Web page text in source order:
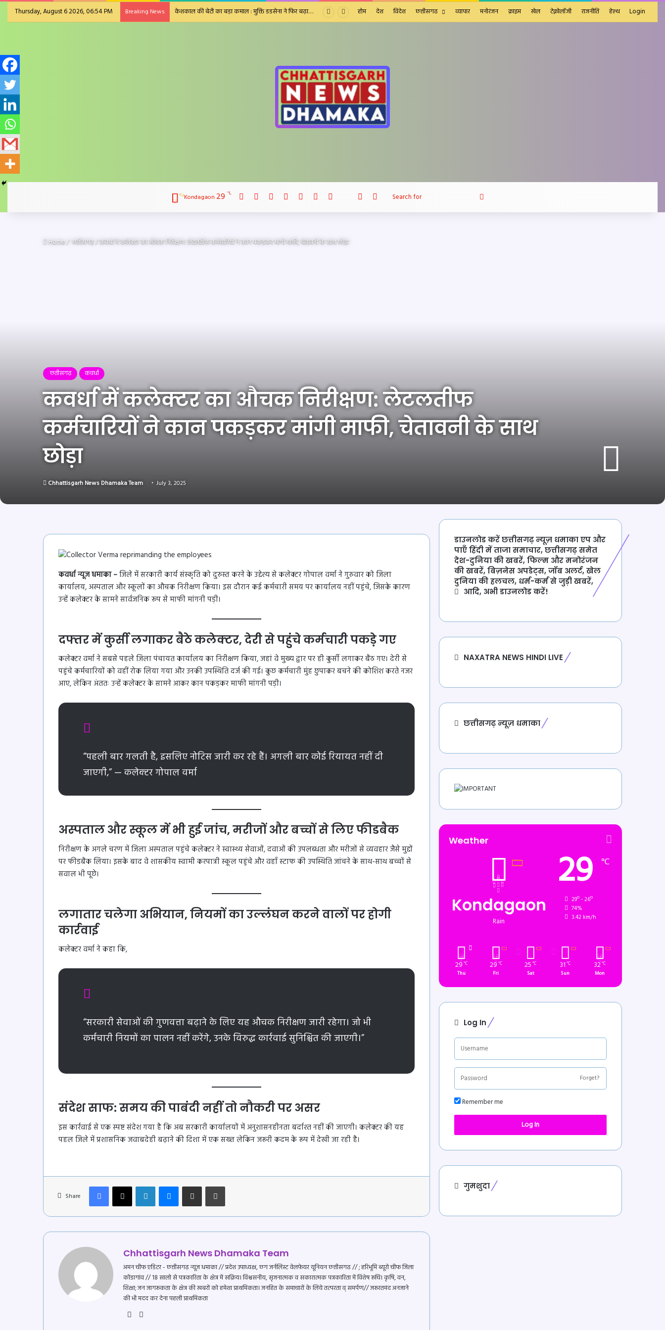
Thursday, August 6 2026, 06:54 PM Breaking News दिल्ली को हराभरा बनाने का मेगा प्लान,रिज क्षेत्र में 4 वर्षों में 1 करोड़ पौधे लगाने का लक्ष्य होम देश विदेश छत्तीसगढ व्यापार मनोरंजन क्राइम खेल टेक्नोलॉजी राजनीति हेल्थ Login
Kondagaon 29 ℃ Facebook LinkedInYouTubeInstagramTelegramWhatsApptelegram
Sidebar Switch skin
for
Home/ छतीसगढ़/कवर्धा में कलेक्टर का औचक निरीक्षण: लेटलतीफ कर्मचारियों ने कान पकड़कर मांगी माफी, चेतावनी के साथ छोड़ा
छतीसगढ़ कवर्धा
कवर्धा में कलेक्टर का औचक निरीक्षण: लेटलतीफ
कर्मचारियों ने कान पकड़कर मांगी माफी, चेतावनी के साथ
छोड़ा
Chhattisgarh News Dhamaka Team July 3, 2025
कवर्धा न्यूज धमाका –जिले में सरकारी कार्य संस्कृति को दुरुस्त करने के उद्देश्य से कलेक्टर गोपाल वर्मा ने गुरुवार को जिला
कार्यालय, अस्पताल और स्कूलों का औचक निरीक्षण किया। इस दौरान कई कर्मचारी समय पर कार्यालय नहीं पहुंचे, जिसके कारण
उन्हें कलेक्टर के सामने सार्वजनिक रूप से माफी मांगनी पड़ी।
दफ्तर में कुर्सी लगाकर बैठे कलेक्टर, देरी से पहुंचे कर्मचारी पकड़े गए
कलेक्टर वर्मा ने सबसे पहले जिला पंचायत कार्यालय का निरीक्षण किया, जहां वे मुख्य द्वार पर ही कुर्सी लगाकर बैठ गए। देरी से
पहुंचे कर्मचारियों को वहीं रोक लिया गया और उनकी उपस्थिति दर्ज की गई। कुछ कर्मचारी मुंह छुपाकर बचने की कोशिश करते नजर
आए, लेकिन अंततः उन्हें कलेक्टर के सामने आकर कान पकड़कर माफी मांगनी पड़ी।
“पहली बार गलती है, इसलिए नोटिस जारी कर रहे हैं। अगली बार कोई रियायत नहीं दी
जाएगी,” — कलेक्टर गोपाल वर्मा
अस्पताल और स्कूल में भी हुई जांच, मरीजों और बच्चों से लिए फीडबैक
निरीक्षण के अगले चरण में जिला अस्पताल पहुंचे कलेक्टर ने स्वास्थ्य सेवाओं, दवाओं की उपलब्धता और मरीजों से व्यवहार जैसे मुद्दों
पर फीडबैक लिया। इसके बाद वे शासकीय स्वामी करपात्री स्कूल पहुंचे और वहाँ स्टाफ की उपस्थिति जांचने के साथ-साथ बच्चों से
सवाल भी पूछे।
लगातार चलेगा अभियान, नियमों का उल्लंघन करने वालों पर होगी
कार्रवाई
कलेक्टर वर्मा ने कहा कि,
“सरकारी सेवाओं की गुणवत्ता बढ़ाने के लिए यह औचक निरीक्षण जारी रहेगा। जो भी
कर्मचारी नियमों का पालन नहीं करेंगे, उनके विरुद्ध कार्रवाई सुनिश्चित की जाएगी।”
संदेश साफ: समय की पाबंदी नहीं तो नौकरी पर असर
इस कार्रवाई से एक स्पष्ट संदेश गया है कि अब सरकारी कार्यालयों में अनुशासनहीनता बर्दाश्त नहीं की जाएगी। कलेक्टर की यह
पहल जिले में प्रशासनिक जवाबदेही बढ़ाने की दिशा में एक सख्त लेकिन जरूरी कदम के रूप में देखी जा रही है।
Share
Facebook
X LinkedInMessengerShare via Email Print
Chhattisgarh News Dhamaka Team
अमन चीफ एडिटर - छत्तीसगढ़ न्यूज़ धमाका // प्रदेश उपाध्यक्ष, छग जर्नलिस्ट वेलफेयर यूनियन छत्तीसगढ // ; हरिभूमि ब्यूरो चीफ जिला
कोंडागांव // 18 सालो से पत्रकारिता के क्षेत्र में सक्रिय। विश्वसनीय, सृजनात्मक व सकारात्मक पत्रकारिता में विशेष रूचि। कृषि, वन,
शिक्षा; जन जागरूकता के क्षेत्र की खबरों को हमेशा प्राथमिकता। जनहित के समाचारों के लिये तत्परता व् समर्पण// जरूरतमंद अनजाने
की भी मदद कर देना पहली प्राथमिकता
Website
CBSE ने जारी की गाइड लाइन
समाज के दबाव के बाद हुई गिरफ्तारी पटना
किया रेप
श्रद्धा और उल्लास के साथ हुआ भव्य स्वागत
गुरु रविदास महाराज की 650वीं जयंती
डाउनलोड करें छत्तीसगढ़ न्यूज़ धमाका एप और
पाएँ हिंदी में ताजा समाचार, छत्तीसगढ़ समेत
देश-दुनिया की खबरें, फिल्म और मनोरंजन
की खबरें, बिज़नेस अपडेट्स, जॉब अलर्ट, खेल
दुनिया की हलचल, धर्म-कर्म से जुड़ी खबरें,
आदि, अभी डाउनलोड करें!
NAXATRA NEWS HINDI LIVE
छत्तीसगढ़ न्यूज़ धमाका
Weather
Kondagaon
Rain
29 ℃
29º - 26º
74%
3.42 km/h
29 ℃
Thu
29 ℃
Fri
25 ℃
Sat
31 ℃
Sun
32℃
Mon
Log In
Forget?
Remember me
Log In
गुमशुदा